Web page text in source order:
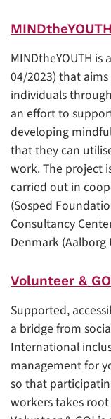
MINDtheYOUTH
MINDtheYOUTH
04/2023) that
individuals
an effort to
developing
that they can
work. The project
carried out in
(Sosped
Consultancy
Denmark (Aalborg
Volunteer &
Supported,
a bridge from
International
management for
so that
workers takes